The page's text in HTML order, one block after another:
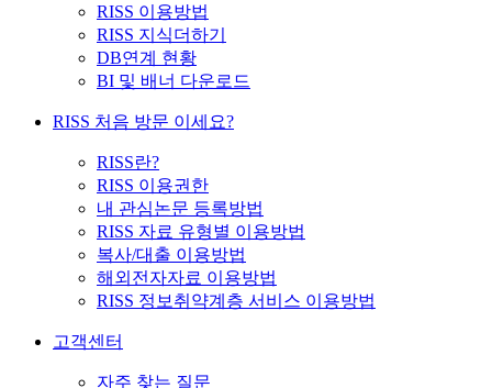
RISS 이용방법
RISS 지식더하기
DB연계 현황
BI 및 배너 다운로드
RISS 처음 방문 이세요?
RISS란?
RISS 이용권한
내 관심논문 등록방법
RISS 자료 유형별 이용방법
복사/대출 이용방법
해외전자자료 이용방법
RISS 정보취약계층 서비스 이용방법
고객센터
자주 찾는 질문